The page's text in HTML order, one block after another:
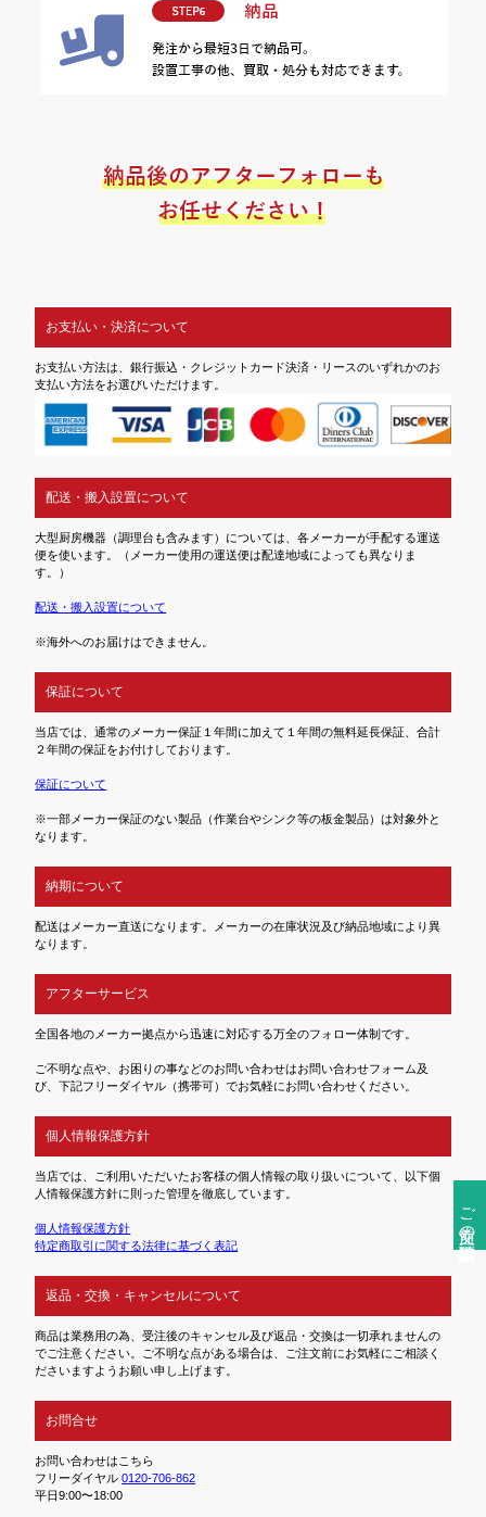
ご注文前の確認事項
お支払い・決済について
お支払い方法は、銀行振込・クレジットカード決済・リースのいずれかのお
支払い方法をお選びいただけます。
配送・搬入設置について
大型厨房機器（調理台も含みます）については、各メーカーが手配する運送
便を使います。（メーカー使用の運送便は配達地域によっても異なりま
す。）
配送・搬入設置について
※海外へのお届けはできません。
保証について
当店では、通常のメーカー保証１年間に加えて１年間の無料延長保証、合計
２年間の保証をお付けしております。
保証について
※一部メーカー保証のない製品（作業台やシンク等の板金製品）は対象外と
なります。
納期について
配送はメーカー直送になります。メーカーの在庫状況及び納品地域により異
なります。
アフターサービス
全国各地のメーカー拠点から迅速に対応する万全のフォロー体制です。
ご不明な点や、お困りの事などのお問い合わせはお問い合わせフォーム及
び、下記フリーダイヤル（携帯可）でお気軽にお問い合わせください。
個人情報保護方針
当店では、ご利用いただいたお客様の個人情報の取り扱いについて、以下個
人情報保護方針に則った管理を徹底しています。
個人情報保護方針
特定商取引に関する法律に基づく表記
返品・交換・キャンセルについて
商品は業務用の為、受注後のキャンセル及び返品・交換は一切承れませんの
でご注意ください。ご不明な点がある場合は、ご注文前にお気軽にご相談く
ださいますようお願い申し上げます。
お問合せ
お問い合わせはこちら
フリーダイヤル0120-706-862
平日9:00〜18:00